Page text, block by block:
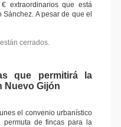
extraordinarios que está
A pesar de que el
cerrados.
que permitirá la
Nuevo Gijón
el convenio urbanístico
permuta de fincas para la